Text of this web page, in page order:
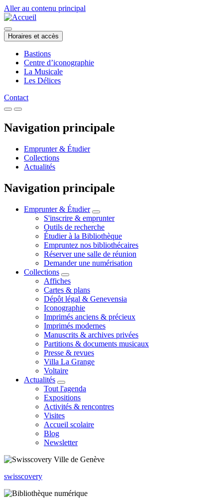
Aller au contenu principal
Horaires et accès
Bastions
Centre d’iconographie
La Musicale
Les Délices
Contact
Navigation principale
Emprunter & Étudier
Collections
Actualités
Navigation principale
Emprunter & Étudier
S'inscrire & emprunter
Outils de recherche
Étudier à la Bibliothèque
Empruntez nos bibliothécaires
Réserver une salle de réunion
Demander une numérisation
Collections
Affiches
Cartes & plans
Dépôt légal & Genevensia
Iconographie
Imprimés anciens & précieux
Imprimés modernes
Manuscrits & archives privées
Partitions & documents musicaux
Presse & revues
Villa La Grange
Voltaire
Actualités
Tout l'agenda
Expositions
Activités & rencontres
Visites
Accueil scolaire
Blog
Newsletter
swisscovery